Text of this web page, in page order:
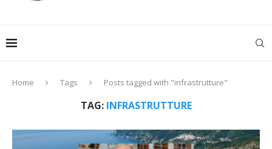
Home Tags Posts tagged with "infrastrutture"
TAG: INFRASTRUTTURE